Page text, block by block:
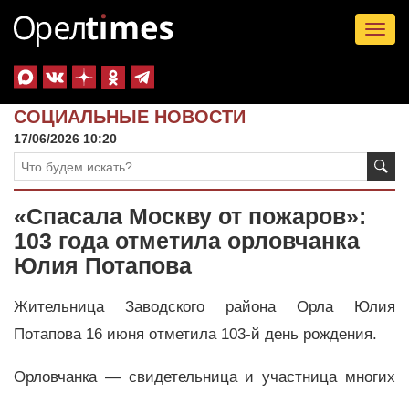
СОЦИАЛЬНЫЕ НОВОСТИ
17/06/2026 10:20
«Спасала Москву от пожаров»:
103 года отметила орловчанка
Юлия Потапова
Жительница Заводского района Орла Юлия
Потапова 16 июня отметила 103-й день рождения.
Орловчанка — свидетельница и участница многих